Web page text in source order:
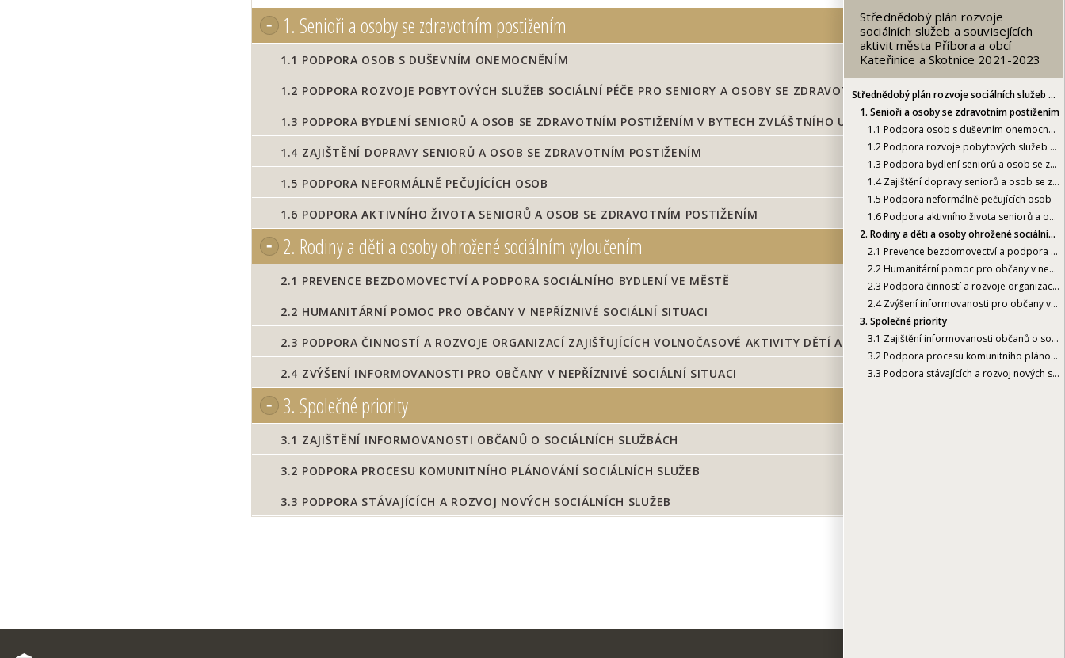
Střednědobý plán rozvoje
sociálních služeb a souvisejících
aktivit města Příbora a obcí
Kateřinice a Skotnice 2021-2023
Střednědobý plán rozvoje sociálních služeb a souvisejících aktivit města Příbora a obcí Kateřinice a Skotnice 2021-2023
1. Senioři a osoby se zdravotním postižením
1.1 Podpora osob s duševním onemocněním
1.2 Podpora rozvoje pobytových služeb sociální péče pro seniory a osoby se zdravotním postižením
1.3 Podpora bydlení seniorů a osob se zdravotním postižením v bytech zvláštního určení
1.4Zajištění dopravy seniorů a osob se zdravotním postižením
1.5 Podpora neformálně pečujících osob
1.6 Podpora aktivního života seniorů a osob se zdravotním postižením
2. Rodiny a děti a osoby ohrožené sociálním vyloučením
2.1 Prevence bezdomovectví a podpora sociálního bydlení ve městě
2.2 Humanitární pomoc pro občany v nepříznivé sociální situaci
2.3 Podpora činností a rozvoje organizací zajišťujících volnočasové aktivity dětí a mládeže
2.4Zvýšení informovanosti pro občany v nepříznivé sociální situaci
3. Společné priority
3.1 Zajištění informovanosti občanů o sociálních službách
3.2 Podpora procesu komunitního plánování sociálních služeb
3.3 Podpora stávajících a rozvoj nových sociálních služeb
1. Senioři a osoby se zdravotním postižením
1.1 PODPORA OSOB S DUŠEVNÍM ONEMOCNĚNÍM
1.2 PODPORA ROZVOJE POBYTOVÝCH SLUŽEB SOCIÁLNÍ PÉČE PRO SENIORY A OSOBY SE ZDRAVOTNÍM POSTIŽENÍM
1.3 PODPORA BYDLENÍ SENIORŮ A OSOB SE ZDRAVOTNÍM POSTIŽENÍM V BYTECH ZVLÁŠTNÍHO URČENÍ
1.4 ZAJIŠTĚNÍ DOPRAVY SENIORŮ A OSOB SE ZDRAVOTNÍM POSTIŽENÍM
1.5 PODPORA NEFORMÁLNĚ PEČUJÍCÍCH OSOB
1.6 PODPORA AKTIVNÍHO ŽIVOTA SENIORŮ A OSOB SE ZDRAVOTNÍM POSTIŽENÍM
2. Rodiny a děti a osoby ohrožené sociálním vyloučením
2.1 PREVENCE BEZDOMOVECTVÍ A PODPORA SOCIÁLNÍHO BYDLENÍ VE MĚSTĚ
2.2 HUMANITÁRNÍ POMOC PRO OBČANY V NEPŘÍZNIVÉ SOCIÁLNÍ SITUACI
2.3 PODPORA ČINNOSTÍ A ROZVOJE ORGANIZACÍ ZAJIŠŤUJÍCÍCH VOLNOČASOVÉ AKTIVITY DĚTÍ A MLÁDEŽE
2.4 ZVÝŠENÍ INFORMOVANOSTI PRO OBČANY V NEPŘÍZNIVÉ SOCIÁLNÍ SITUACI
3. Společné priority
3.1 ZAJIŠTĚNÍ INFORMOVANOSTI OBČANŮ O SOCIÁLNÍCH SLUŽBÁCH
3.2 PODPORA PROCESU KOMUNITNÍHO PLÁNOVÁNÍ SOCIÁLNÍCH SLUŽEB
3.3 PODPORA STÁVAJÍCÍCH A ROZVOJ NOVÝCH SOCIÁLNÍCH SLUŽEB